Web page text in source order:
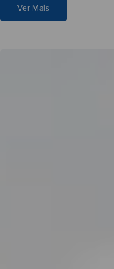
Ver Mais